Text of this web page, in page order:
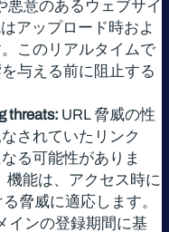
悪意のあるウェブサイ
アップロード時およ
このリアルタイムで
与える前に阻止する
threats: URL 脅威の性
されていたリンク
る可能性がありま
機能は、アクセス時に
脅威に適応します。
インの登録期間に基